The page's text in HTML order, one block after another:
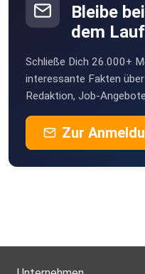
Bleibe
dem
Schließe Dich 26.000+
interessante Fakten
Redaktion, Job-
Zur